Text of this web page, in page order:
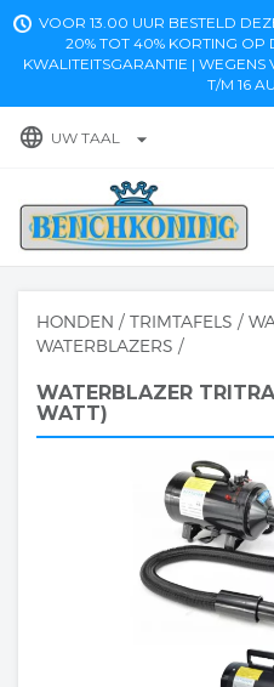
VOOR 13.00 UUR BESTELD
20% TOT 40% KORTING OP
KWALITEITSGARANTIE | WEGENS
T/M 16
language UW TAAL arrow_drop_down
HONDEN / TRIMTAFELS /
WATERBLAZERS /
WATERBLAZER
WATT)